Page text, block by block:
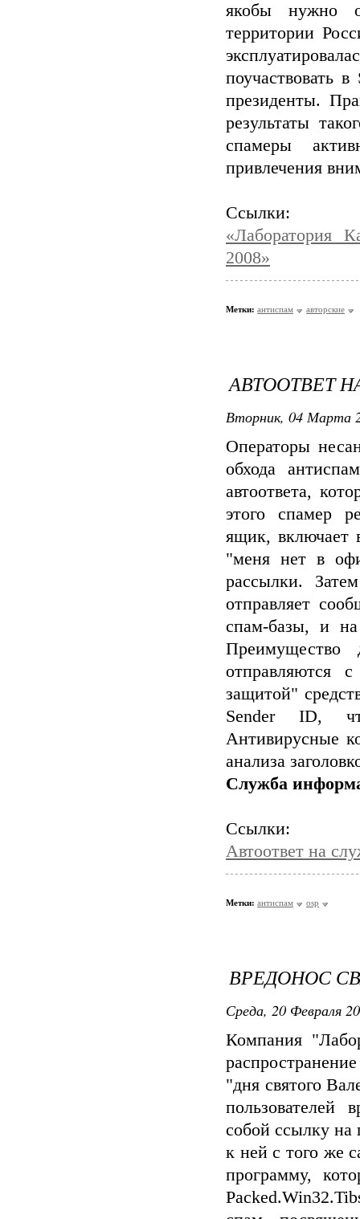
якобы нужно
территории
поучаствовать
президенты.
результаты
спамеры
привлечения
Ссылки:
«Лаборатория
2008»
Метки: антиспам авторские
АВТООТВЕТ
Вторник, 04 Марта
Операторы
обхода
автоответа,
этого спамер
ящик, включает
"меня нет в
рассылки.
отправляет
спам-базы, и на
отправляются
защитой"
Sender ID,
Антивирусные
анализа
Служба
Ссылки:
Автоответ на
Метки: антиспам osp
ВРЕДОНОС
Среда, 20 Февраля
Компания
"дня святого
пользователей
собой ссылку на
к ней с того же
программу,